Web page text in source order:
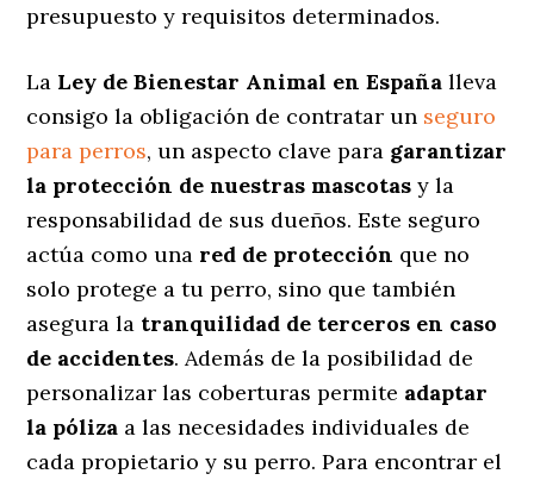
presupuesto y requisitos determinados.
La Ley de Bienestar Animal en España lleva
consigo la obligación de contratar un seguro
para perros, un aspecto clave para garantizar
la protección de nuestras mascotas y la
responsabilidad de sus dueños. Este seguro
actúa como una red de protección que no
solo protege a tu perro, sino que también
asegura la tranquilidad de terceros en caso
de accidentes. Además de la posibilidad de
personalizar las coberturas permite adaptar
la póliza a las necesidades individuales de
cada propietario y su perro. Para encontrar el